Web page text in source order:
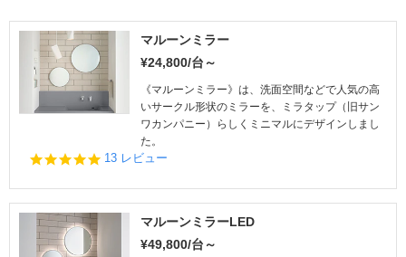
マルーンミラー
¥24,800/台～
《マルーンミラー》は、洗面空間などで人気の高
いサークル形状のミラーを、ミラタップ（旧サン
ワカンパニー）らしくミニマルにデザインしまし
た。
4.
s
t
13 レビュー
マルーンミラーLED
¥49,800/台～